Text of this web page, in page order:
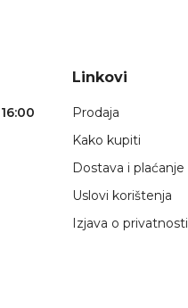
Linkovi
Prodaja
Kako kupiti
Dostava i plaćanje
Uslovi korištenja
Izjava o privatnosti